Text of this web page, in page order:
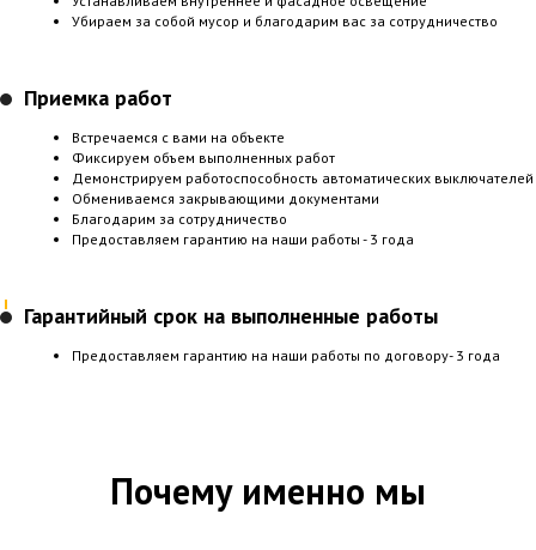
Убираем за собой мусор и благодарим вас за сотрудничество
Приемка работ
Встречаемся с вами на объекте
Фиксируем объем выполненных работ
Демонстрируем работоспособность автоматических выключателей
Обмениваемся закрывающими документами
Благодарим за сотрудничество
Предоставляем гарантию на наши работы - 3 года
Гарантийный срок на выполненные работы
Предоставляем гарантию на наши работы по договору- 3 года
Почему именно мы